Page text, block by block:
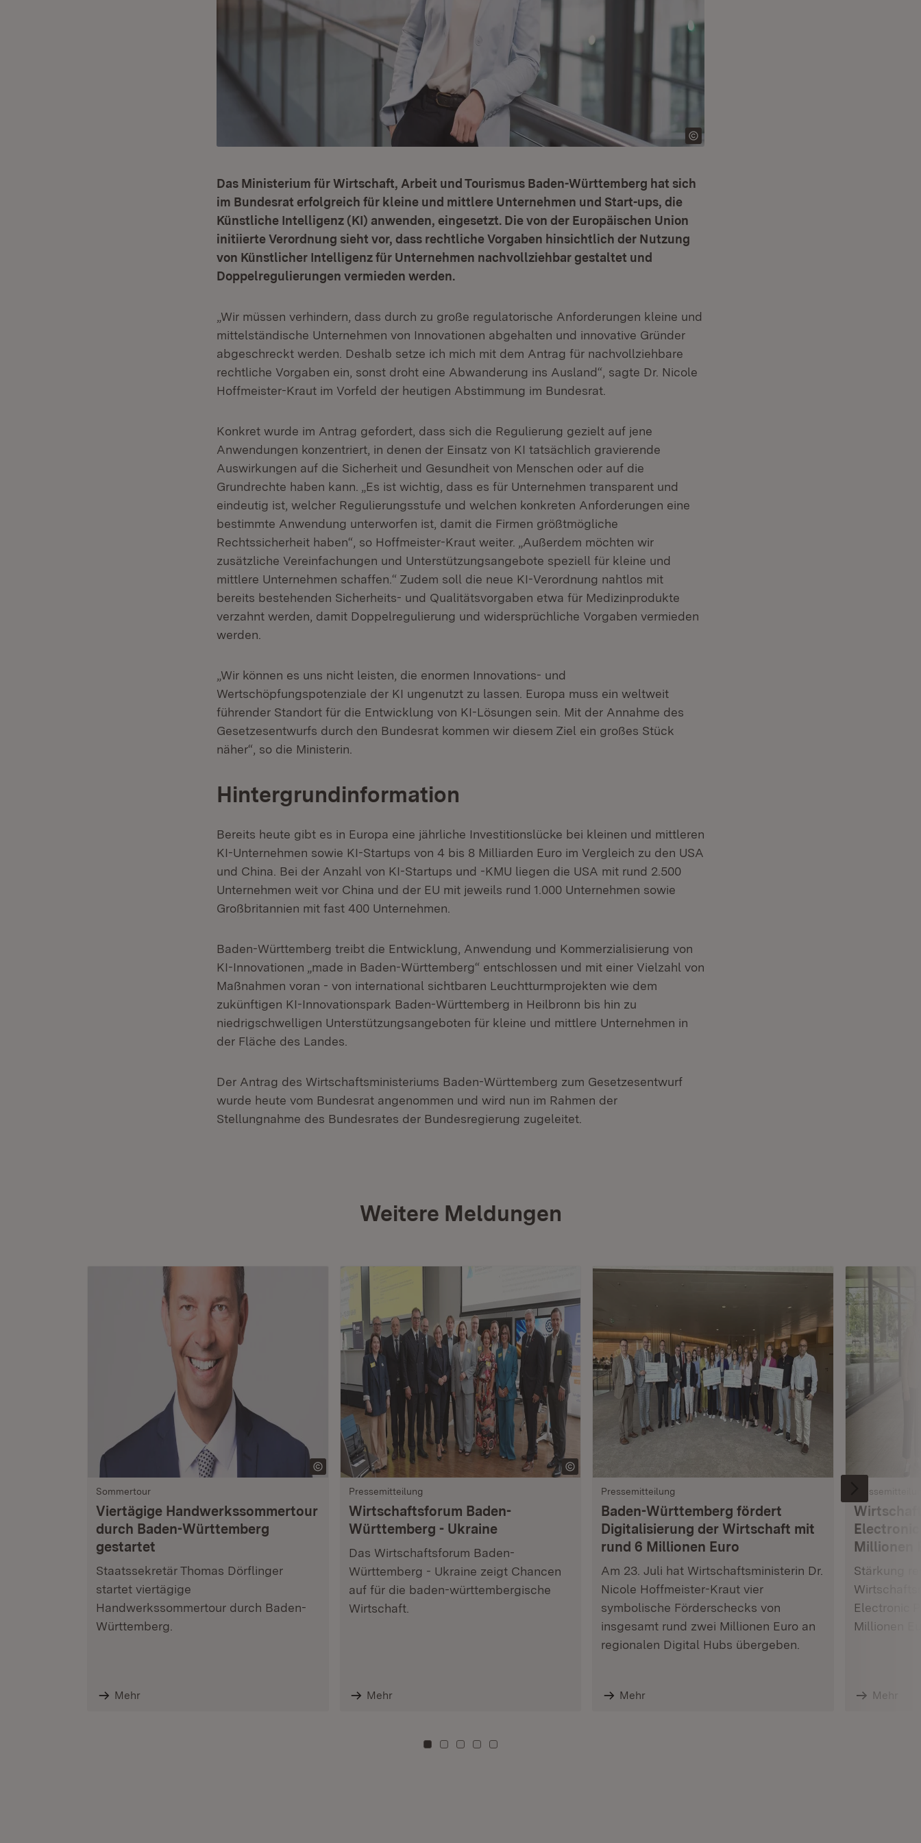
Das Ministerium für Wirtschaft, Arbeit und Tourismus Baden-Württemberg hat sich
im Bundesrat erfolgreich für kleine und mittlere Unternehmen und Start-ups, die
Künstliche Intelligenz (KI) anwenden, eingesetzt. Die von der Europäischen Union
initiierte Verordnung sieht vor, dass rechtliche Vorgaben hinsichtlich der Nutzung
von Künstlicher Intelligenz für Unternehmen nachvollziehbar gestaltet und
Doppelregulierungen vermieden werden.
„Wir müssen verhindern, dass durch zu große regulatorische Anforderungen kleine und
mittelständische Unternehmen von Innovationen abgehalten und innovative Gründer
abgeschreckt werden. Deshalb setze ich mich mit dem Antrag für nachvollziehbare
rechtliche Vorgaben ein, sonst droht eine Abwanderung ins Ausland“, sagte Dr. Nicole
Hoffmeister-Kraut im Vorfeld der heutigen Abstimmung im Bundesrat.
Konkret wurde im Antrag gefordert, dass sich die Regulierung gezielt auf jene
Anwendungen konzentriert, in denen der Einsatz von KI tatsächlich gravierende
Auswirkungen auf die Sicherheit und Gesundheit von Menschen oder auf die
Grundrechte haben kann. „Es ist wichtig, dass es für Unternehmen transparent und
eindeutig ist, welcher Regulierungsstufe und welchen konkreten Anforderungen eine
bestimmte Anwendung unterworfen ist, damit die Firmen größtmögliche
Rechtssicherheit haben“, so Hoffmeister-Kraut weiter. „Außerdem möchten wir
zusätzliche Vereinfachungen und Unterstützungsangebote speziell für kleine und
mittlere Unternehmen schaffen.“ Zudem soll die neue KI-Verordnung nahtlos mit
bereits bestehenden Sicherheits- und Qualitätsvorgaben etwa für Medizinprodukte
verzahnt werden, damit Doppelregulierung und widersprüchliche Vorgaben vermieden
werden.
„Wir können es uns nicht leisten, die enormen Innovations- und
Wertschöpfungspotenziale der KI ungenutzt zu lassen. Europa muss ein weltweit
führender Standort für die Entwicklung von KI-Lösungen sein. Mit der Annahme des
Gesetzesentwurfs durch den Bundesrat kommen wir diesem Ziel ein großes Stück
näher“, so die Ministerin.
Hintergrundinformation
Bereits heute gibt es in Europa eine jährliche Investitionslücke bei kleinen und mittleren
KI-Unternehmen sowie KI-Startups von 4 bis 8 Milliarden Euro im Vergleich zu den USA
und China. Bei der Anzahl von KI-Startups und -KMU liegen die USA mit rund 2.500
Unternehmen weit vor China und der EU mit jeweils rund 1.000 Unternehmen sowie
Großbritannien mit fast 400 Unternehmen.
Baden-Württemberg treibt die Entwicklung, Anwendung und Kommerzialisierung von
KI-Innovationen „made in Baden-Württemberg“ entschlossen und mit einer Vielzahl von
Maßnahmen voran - von international sichtbaren Leuchtturmprojekten wie dem
zukünftigen KI-Innovationspark Baden-Württemberg in Heilbronn bis hin zu
niedrigschwelligen Unterstützungsangeboten für kleine und mittlere Unternehmen in
der Fläche des Landes.
Der Antrag des Wirtschaftsministeriums Baden-Württemberg zum Gesetzesentwurf
wurde heute vom Bundesrat angenommen und wird nun im Rahmen der
Stellungnahme des Bundesrates der Bundesregierung zugeleitet.
Weitere Meldungen
Sommertour
Viertägige Handwerkssommertour
durch Baden-Württemberg
gestartet
Staatssekretär Thomas Dörflinger
startet viertägige
Handwerkssommertour durch Baden-
Württemberg.
Mehr
Pressemitteilung
Wirtschaftsforum Baden-
Württemberg - Ukraine
Das Wirtschaftsforum Baden-
Württemberg - Ukraine zeigt Chancen
auf für die baden-württembergische
Wirtschaft.
Mehr
Pressemitteilung
Baden-Württemberg fördert
Digitalisierung der Wirtschaft mit
rund 6 Millionen Euro
Am 23. Juli hat Wirtschaftsministerin Dr.
Nicole Hoffmeister-Kraut vier
symbolische Förderschecks von
insgesamt rund zwei Millionen Euro an
regionalen Digital Hubs übergeben.
Mehr
Millionen
Stärkung
Electronic
Millionen
Mehr
Zu Kachel: 0
Zu Kachel: 3
Zu Kachel: 6
Zu Kachel: 9
Zu Kachel: 12